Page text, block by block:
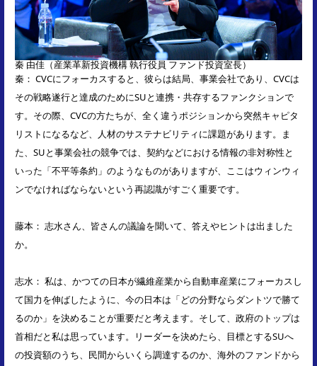
秦 由佳（産業革新投資機構 執行役員 ファンド投資室長）
秦： CVCにフォーカスすると、彼らは結局、事業会社であり、CVCは
その戦略遂行と達成のためにSUと連携・共存するファンクションで
す。その際、CVCの方たちが、全く違うポジションから突然キャピタ
リストになるなど、人材のサステナビリティに課題があります。ま
た、SUと事業会社の競争では、契約などにおける情報の非対称性と
いった「不平等条約」のようなものがありますが、ここはウィンウィ
ンでなければならないという再認識がすごく重要です。
藤本： 志水さん、皆さんの議論を聞いて、答えやヒントは出ました
か。
志水： 私は、かつての日本が繊維産業から自動車産業にフォーカスし
て国力を伸ばしたように、今の日本は「どの分野ならダントツで勝て
るのか」を決めることが重要だと考えます。そして、政府のトップは
首相だと私は思っています。リーダーを決めたら、目標とするSUへ
の投資額のうち、民間からいくら調達するのか、海外のファンドから